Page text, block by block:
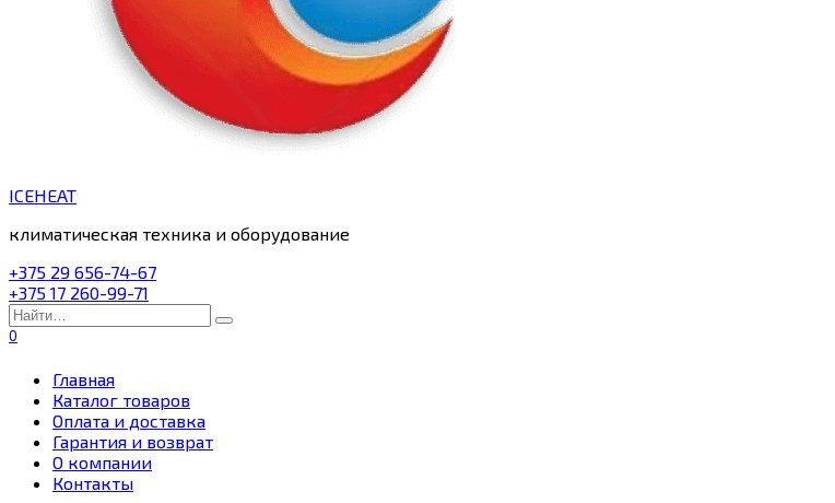
ICEHEAT
климатическая техника и оборудование
+375 29 656-74-67
+375 17 260-99-71
Search
for:
0
Главная
Каталог товаров
Оплата и доставка
Гарантия и возврат
О компании
Контакты